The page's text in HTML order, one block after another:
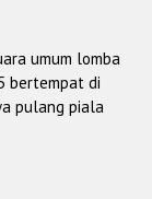
umum lomba
bertempat di
pulang piala